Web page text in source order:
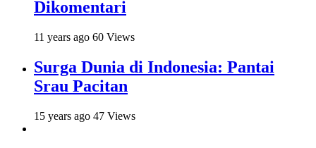
Dikomentari
11 years ago 60 Views
Surga Dunia di Indonesia: Pantai
Srau Pacitan
15 years ago 47 Views